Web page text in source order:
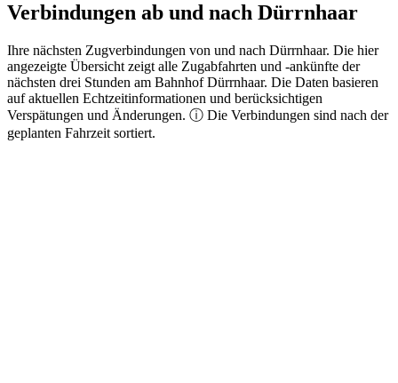
Verbindungen ab und nach Dürrnhaar
Ihre nächsten Zugverbindungen von und nach Dürrnhaar. Die hier
angezeigte Übersicht zeigt alle Zugabfahrten und -ankünfte der
nächsten drei Stunden am Bahnhof Dürrnhaar. Die Daten basieren
auf aktuellen Echtzeitinformationen und berücksichtigen
Verspätungen und Änderungen. ⓘ Die Verbindungen sind nach der
geplanten Fahrzeit sortiert.